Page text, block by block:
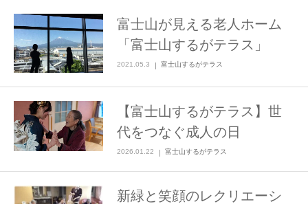
富士山が見える老人ホーム
「富士山するがテラス」
2021.05.3 富士山するがテラス
【富士山するがテラス】世
代をつなぐ成人の日
2026.01.22 富士山するがテラス
新緑と笑顔のレクリエーシ